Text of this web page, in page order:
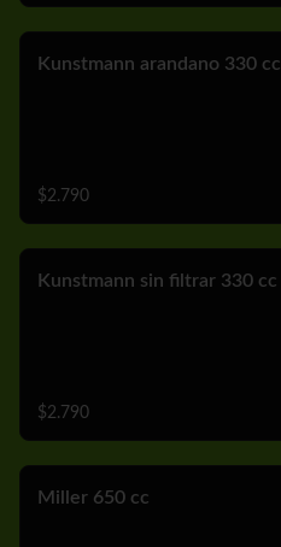
Kunstmann arandano 330 cc
$2.790
Kunstmann sin filtrar 330 cc
$2.790
Miller 650 cc